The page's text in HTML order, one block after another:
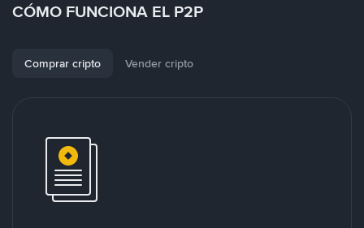
CÓMO FUNCIONA EL P2P
Comprar cripto Vender cripto